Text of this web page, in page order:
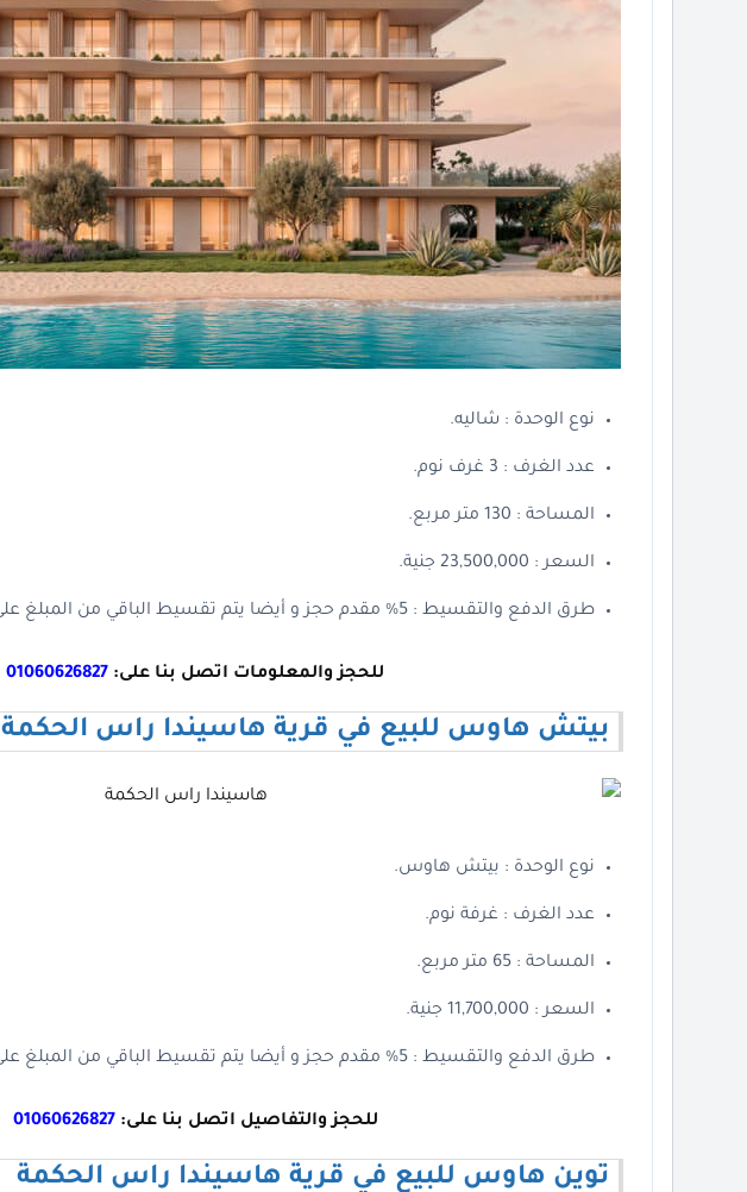
نوع الوحدة : شاليه.
عدد الغرف : 3 غرف نوم.
المساحة : 130 متر مربع.
السعر : 23,500,000 جنية.
طرق الدفع والتقسيط : 5% مقدم حجز و أيضا يتم تقسيط الباقي من المبلغ على 10 سنوات.
للحجز والمعلومات اتصل بنا على: 01060626827
بيتش هاوس للبيع في قرية هاسيندا راس الحكمة
نوع الوحدة : بيتش هاوس.
عدد الغرف : غرفة نوم.
المساحة : 65 متر مربع.
السعر : 11,700,000 جنية.
طرق الدفع والتقسيط : 5% مقدم حجز و أيضا يتم تقسيط الباقي من المبلغ على 10 سنوات.
للحجز والتفاصيل اتصل بنا على: 01060626827
توين هاوس للبيع في قرية هاسيندا راس الحكمة